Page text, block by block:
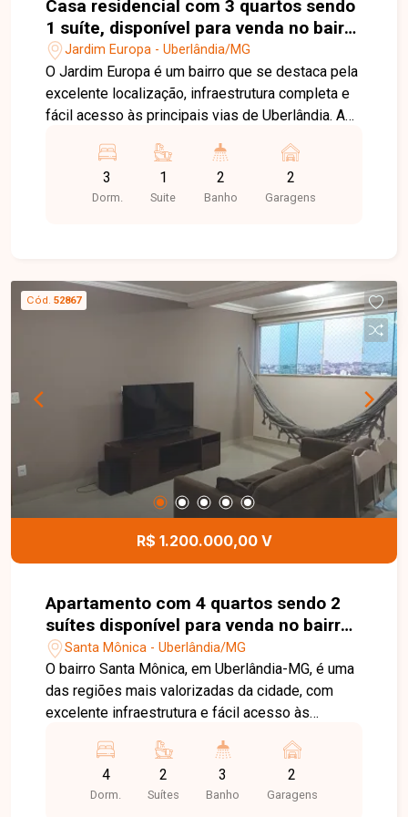
Casa residencial com 3 quartos sendo
1 suíte, disponível para venda no bairro
Jardim Europa em Uberlândia-MG
Jardim Europa - Uberlândia/MG
O Jardim Europa é um bairro que se destaca pela
excelente localização, infraestrutura completa e
fácil acesso às principais vias de Uberlândia. A
farmácias, comércios e serviços variados,
proporcionando praticidade, tranquilidade e
qualidade de vida para toda a família. Casa
suíte, banheiro social, lavabo, cozinha americana
integrada, lavanderia independente, despensa e
02 vagas de garagem cobertas. Na área externa,
oferece uma excelente varanda gourmet com
churrasqueira, piscina, ducha e quintal, ideal para
momentos de lazer. O imóvel ainda possui
armários planejados, acabamento em
porcelanato, iluminação em LED, área averbada e
é financiável. Agende uma visita e conheça de
perto esta excelente oportunidade no Jardim
Europa. Um imóvel pronto para morar, que reúne
conforto, funcionalidade e uma completa área de
lazer em uma das regiões mais valorizadas de
3
Dorm.
1
Suite
2
Banho
2
Garagens
Cód. 52867
R$ 1.200.000,00 V
Apartamento com 4 quartos sendo 2
suítes disponível para venda no bairro
Santa Mônica em Uberlândia-MG
Santa Mônica - Uberlândia/MG
O bairro Santa Mônica, em Uberlândia-MG, é uma
das regiões mais valorizadas da cidade, com
excelente infraestrutura e fácil acesso às
universidades, supermercados, escolas,
farmácias, restaurantes e diversos serviços,
proporcionando praticidade, conforto e qualidade
4
Dorm.
2
Suítes
3
Banho
2
Garagens